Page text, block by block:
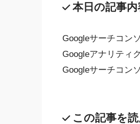
本日の記事内
Googleサーチコン
Googleアナリティ
Googleサーチコン
この記事を